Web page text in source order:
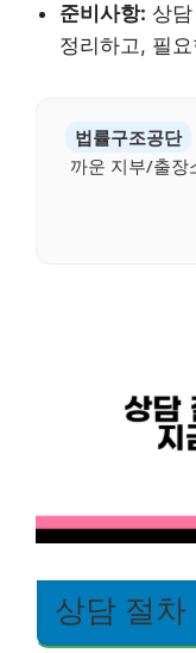
준비사항: 상
정리하고, 필
법률구조공단
까운 지부/출장
상담 절차